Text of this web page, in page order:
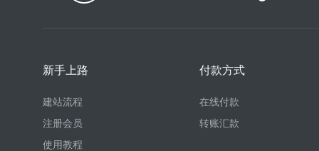
新手上路
建站流程
注册会员
使用教程
付款方式
在线付款
转账汇款